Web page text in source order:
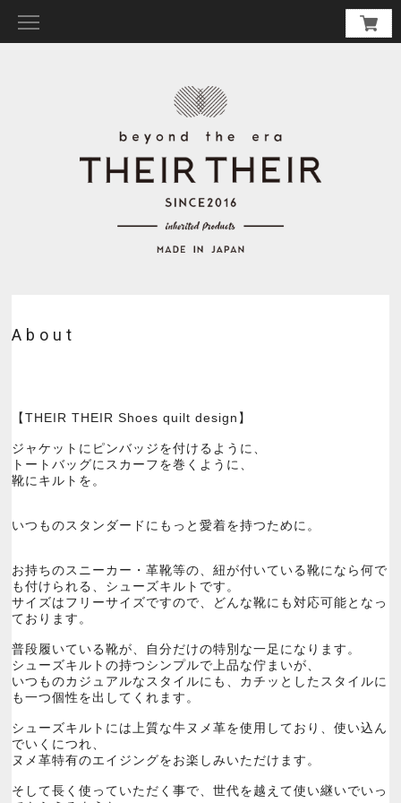
About
【THEIR THEIR Shoes quilt design】
ジャケットにピンバッジを付けるように、
トートバッグにスカーフを巻くように、
靴にキルトを。
いつものスタンダードにもっと愛着を持つために。
お持ちのスニーカー・革靴等の、紐が付いている靴になら何で
も付けられる、シューズキルトです。
サイズはフリーサイズですので、どんな靴にも対応可能となっ
ております。
普段履いている靴が、自分だけの特別な一足になります。
シューズキルトの持つシンプルで上品な佇まいが、
いつものカジュアルなスタイルにも、カチッとしたスタイルに
も一つ個性を出してくれます。
シューズキルトには上質な牛ヌメ革を使用しており、使い込ん
でいくにつれ、
ヌメ革特有のエイジングをお楽しみいただけます。
そして長く使っていただく事で、世代を越えて使い継いでいっ